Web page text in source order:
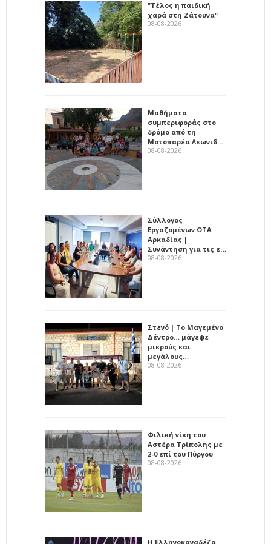
"Τέλος η παιδική
χαρά στη Ζάτουνα"
08-08-2026
Μαθήματα
συμπεριφοράς στο
δρόμο από τη
Μοτοπαρέα Λεωνιδ…
08-08-2026
Σύλλογος
Εργαζομένων ΟΤΑ
Αρκαδίας |
Συνάντηση για τις ε…
08-08-2026
Στενό | Το Μαγεμένο
Δέντρο… μάγεψε
μικρούς και
μεγάλους…
08-08-2026
Φιλική νίκη του
Αστέρα Τρίπολης με
2-0 επί του Πύργου
08-08-2026
Η Ελληνοκαναδέζα